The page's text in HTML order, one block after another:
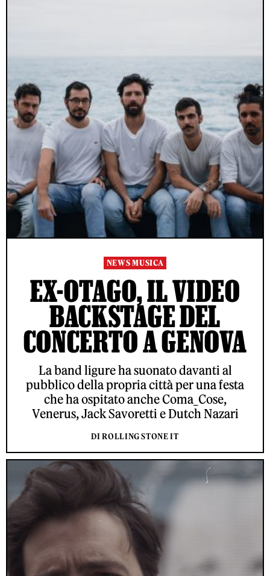
NEWS MUSICA
EX-OTAGO, IL VIDEO
BACKSTAGE DEL
CONCERTO A GENOVA
La band ligure ha suonato davanti al
pubblico della propria città per una festa
che ha ospitato anche Coma_Cose,
Venerus, Jack Savoretti e Dutch Nazari
DI ROLLING STONE IT